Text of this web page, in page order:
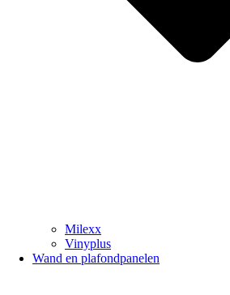
Milexx
Vinyplus
Wand en plafondpanelen